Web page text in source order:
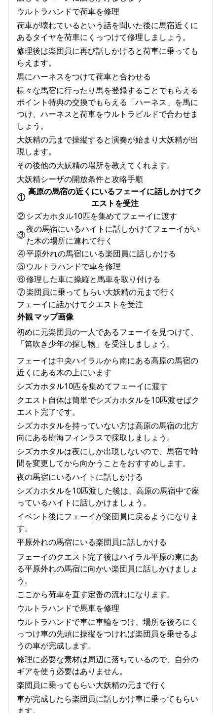
ウルトラハンドで荷車を修理
荷車が壊れているという話を聞いた後に馬宿近くに
あるタイヤを荷車にくっつけて修理しましょう。
修理後は楽団員に再び話しかけると荷車に乗っても
らえます。
馬にハーネスをつけて荷車と合わせる
様々な馬宿に行ったり馬を登録することでもらえる
ポイント特典の交換でもらえる「ハーネス」を馬に
つけ、ハーネスと荷車をウルトラビルドで合わせま
しょう。
大妖精の元まで操縦すると演奏が始まり大妖精が出
現します。
その後他の大妖精の場所を教えてくれます。
大妖精シーザの開放条件と攻略手順
①
高原の馬宿の近くにいるフェーイに話しかけてク
エストを受注
②シズカホタル10匹を集めてフェーイに渡す
③
夜の馬宿にいるハイトに話しかけてフェーイがい
た木の場所に連れて行く
④平原外れの馬宿にいる楽団員に話しかける
⑤ウルトラハンドで車を修理
⑥修理した車に操縦と馬車を取り付ける
⑦楽団員に乗ってもらい大妖精の元まで行く
フェーイに話かけてクエストを受注
外観マップ画像
初めに元楽団員の一人であるフェーイを見つけて、
「笛吹き少年の探し物」を受注しましょう。
フェーイは中央ハイラルから南にある高原の馬宿の
近くにある木の上にいます
シズカホタル10匹を集めてフェーイに渡す
クエスト自体は簡単でシズカホタルを10匹渡せばク
エスト完了です。
シズカホタルを持っていない方は高原の馬宿の北方
向にある樹海フィンラスで採取しましょう。
シズカホタルは夜にしか出現しないので、馬宿で時
間を変更してから向かうことをおすすめします。
夜の馬宿にいるハイトに話しかける
シズカホタルを10匹渡した後は、高原の馬宿中で座
っているハイトに話しかけましょう。
イベント後にフェーイが楽団員に戻るようになりま
す。
平原外れの馬宿にいる楽団員に話しかける
フェーイのクエスト完了後はハイラル平原の東にあ
る平原外れの馬宿に向かい楽団員に話しかけましょ
う。
ここから荷車を直す定番の流れになります。
ウルトラハンドで馬車を修理
ウルトラハンドで車に車輪をつけ、場所を後ろにく
っつけ車の先頭に操縦をつければ楽団員を乗せるよ
うの車が完成します。
修理に必要な素材は周辺に落ちているので、自分の
ギアを使う必要はありません。
楽団員に乗ってもらい大妖精の元まで行く
車が完成したら楽団員に話しかけ車に乗ってもらい
ます。